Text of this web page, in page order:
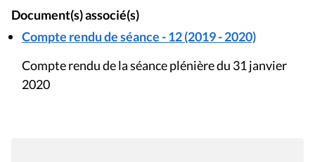
Document(s) associé(s)
Compte rendu de séance - 12 (2019 - 2020)
Compte rendu de la séance plénière du 31 janvier
2020